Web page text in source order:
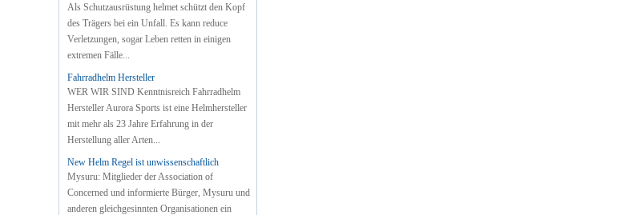
Als Schutzausrüstung helmet schützt den Kopf
des Trägers bei ein Unfall. Es kann reduce
Verletzungen, sogar Leben retten in einigen
extremen Fälle...
Fahrradhelm Hersteller
WER WIR SIND Kenntnisreich Fahrradhelm
Hersteller Aurora Sports ist eine Helmhersteller
mit mehr als 23 Jahre Erfahrung in der
Herstellung aller Arten...
New Helm Regel ist unwissenschaftlich
Mysuru: Mitglieder der Association of
Concerned und informierte Bürger, Mysuru und
anderen gleichgesinnten Organisationen ein